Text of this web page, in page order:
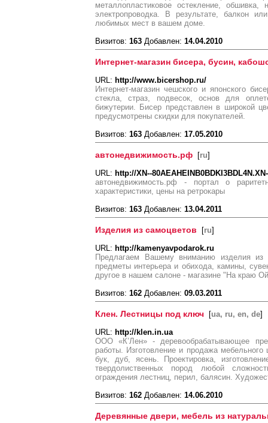
металлопластиковое остекление,
электропроводка. В результате, балкон
любимых мест в вашем доме.
Визитов: 163 Добавлен: 14.04.2010
Интернет-магазин бисера, бусин,
URL: http://www.bicershop.ru/
Интернет-магазин чешского и японского
стекла, страз, подвесок, основ для
бижутерии. Бисер представлен в широкой
предусмотрены скидки для покупателей.
Визитов: 163 Добавлен: 17.05.2010
автонедвижимость.рф [ru]
URL: http://XN--
автонедвижимость.рф - портал о
характеристики, цены на ретрокары
Визитов: 163 Добавлен: 13.04.2011
Изделия из самоцветов [ru]
URL: http://kamenyavpodarok.ru
Предлагаем Вашему вниманию изделия из
предметы интерьера и обихода, камины,
другое в нашем салоне - магазине "На краю
Визитов: 162 Добавлен: 09.03.2011
Клен. Лестницы под ключ [ua, ru, en, de]
URL: http://klen.in.ua
ООО «К’Лен» - деревообрабатывающее
работы. Изготовление и продажа
бук, дуб, ясень. Проектировка,
твердолиственных пород любой
ограждения лестниц, перил, балясин.
Визитов: 162 Добавлен: 14.06.2010
Деревянные двери, мебель из